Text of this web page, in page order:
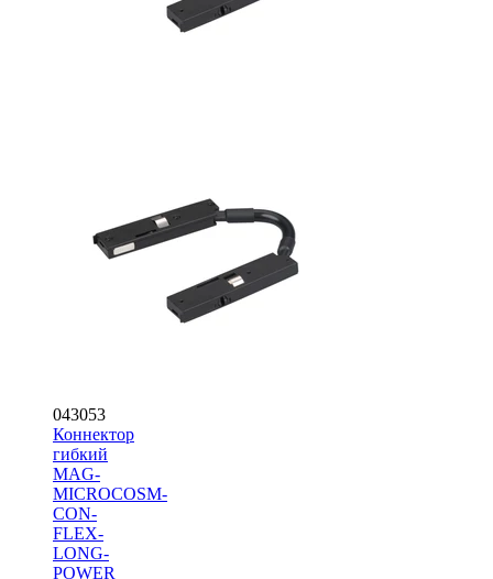
043053
Коннектор
гибкий
MAG-
MICROCOSM-
CON-
FLEX-
LONG-
POWER